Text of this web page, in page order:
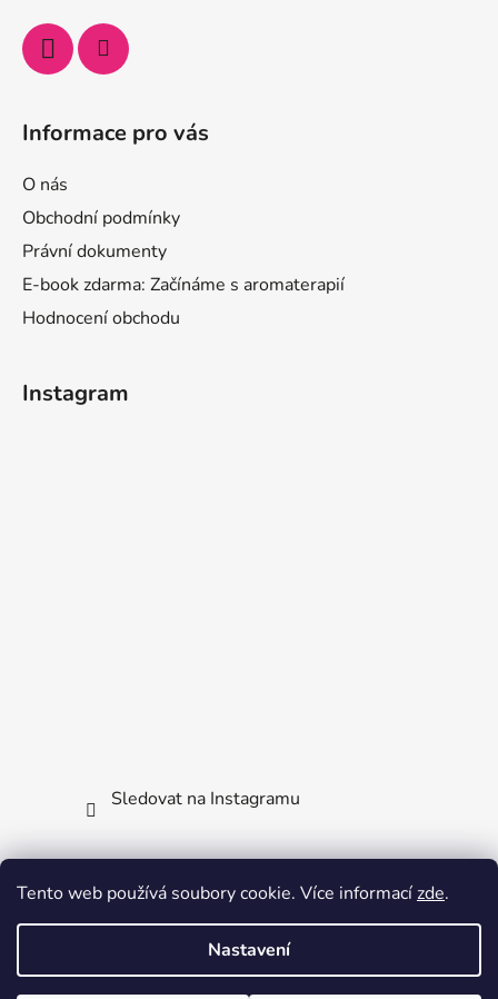
Tento web používá soubory cookie. Více informacízde.
Nastavení
Informace pro vás
O nás
Obchodní podmínky
Právní dokumenty
E-book zdarma: Začínáme s aromaterapií
Hodnocení obchodu
Instagram
Sledovat na Instagramu